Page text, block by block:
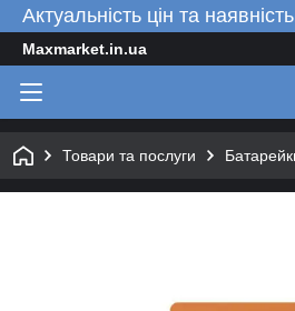
Актуальність цін та
Maxmarket.in.ua
Товари та послуги